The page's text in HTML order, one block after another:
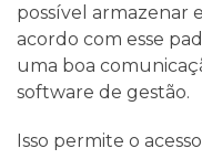
possível armazenar
acordo com esse
uma boa
software de gestão.
Isso permite o